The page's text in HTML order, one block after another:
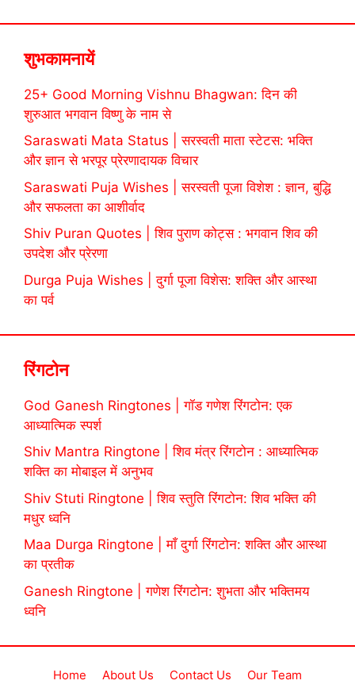
शुभकामनायें
25+ Good Morning Vishnu Bhagwan: दिन की
शुरुआत भगवान विष्णु के नाम से
Saraswati Mata Status | सरस्वती माता स्टेटस: भक्ति
और ज्ञान से भरपूर प्रेरणादायक विचार
Saraswati Puja Wishes | सरस्वती पूजा विशेश : ज्ञान, बुद्धि
और सफलता का आशीर्वाद
Shiv Puran Quotes | शिव पुराण कोट्स : भगवान शिव की
उपदेश और प्रेरणा
Durga Puja Wishes | दुर्गा पूजा विशेस: शक्ति और आस्था
का पर्व
रिंगटोन
God Ganesh Ringtones | गॉड गणेश रिंगटोन: एक
आध्यात्मिक स्पर्श
Shiv Mantra Ringtone | शिव मंत्र रिंगटोन : आध्यात्मिक
शक्ति का मोबाइल में अनुभव
Shiv Stuti Ringtone | शिव स्तुति रिंगटोन: शिव भक्ति की
मधुर ध्वनि
Maa Durga Ringtone | माँ दुर्गा रिंगटोन: शक्ति और आस्था
का प्रतीक
Ganesh Ringtone | गणेश रिंगटोन: शुभता और भक्तिमय
ध्वनि
Home About Us Contact Us Our Team